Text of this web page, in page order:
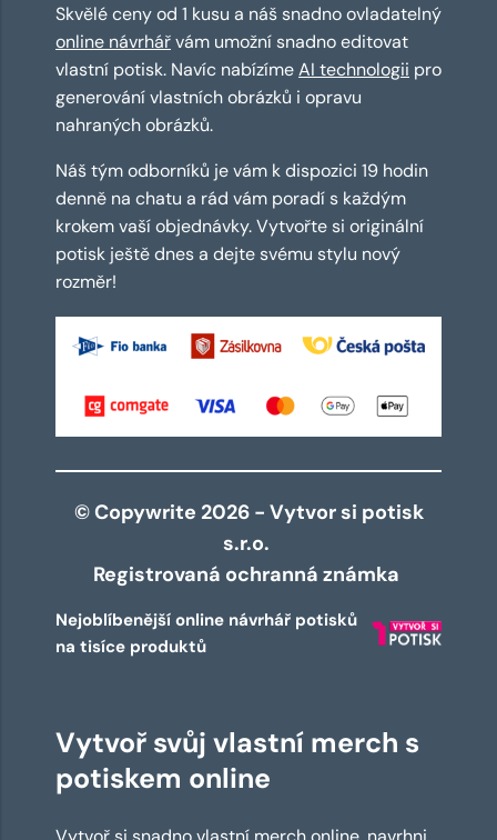
Skvělé ceny od 1 kusu a náš snadno ovladatelný
online návrhářvám umožní snadno editovat
vlastní potisk. Navíc nabízímeAI technologii pro
generování vlastních obrázků i opravu
nahraných obrázků.
Náš tým odborníků je vám k dispozici 19 hodin
denně na chatu a rád vám poradí s každým
krokem vaší objednávky. Vytvořte si originální
potisk ještě dnes a dejte svému stylu nový
rozměr!
© Copywrite 2026 - Vytvor si potisk
s.r.o.
Registrovaná ochranná známka
Nejoblíbenější online návrhář potisků
na tisíce produktů
Vytvoř svůj vlastní merch s
potiskem online